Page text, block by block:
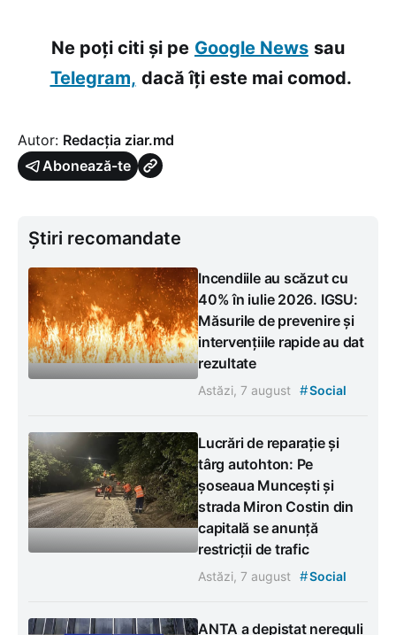
Ne poți citi și pe Google News sau
Telegram, dacă îți este mai comod.
Autor: Redacția ziar.md
Abonează-te
Știri recomandate
Incendiile au scăzut cu
40% în iulie 2026. IGSU:
Măsurile de prevenire și
intervențiile rapide au dat
rezultate
Astăzi, 7 august #Social
Lucrări de reparație și
târg autohton: Pe
șoseaua Muncești și
strada Miron Costin din
capitală se anunță
restricții de trafic
Astăzi, 7 august #Social
ANTA a depistat nereguli